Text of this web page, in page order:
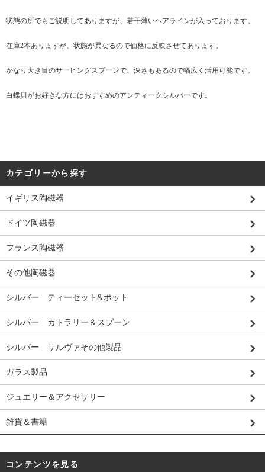
状態の所でもご説明してありますが、若干薄いヘアラインが入っております。
在庫2本ありますが、状態が異なるので価格に反映させてあります。
かなり大き目のサービングスプーンで、深さもあるので幅広く活用可能です。
白蝶貝がお好きな方にはおすすめのアンティークシルバーです。
カテゴリーから探す
イギリス陶磁器
ドイツ陶磁器
フランス陶磁器
その他陶磁器
シルバー ティーセット&ポット
シルバー カトラリー＆スプーン
シルバー サルヴァその他製品
ガラス製品
ジュエリー＆アクセサリー
雑貨＆書籍
コンテンツを見る